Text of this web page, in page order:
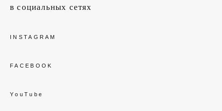
в социальных сетях
INSTAGRAM
FACEBOOK
YouTube